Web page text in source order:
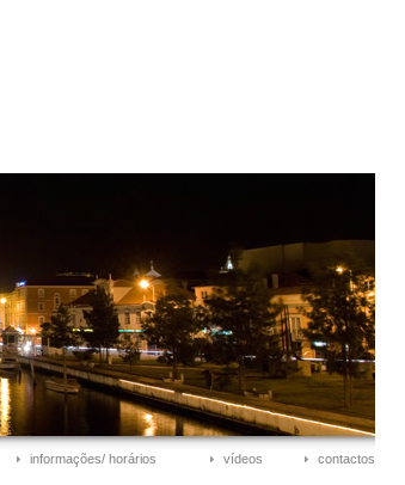
informações/ horários vídeos contactos